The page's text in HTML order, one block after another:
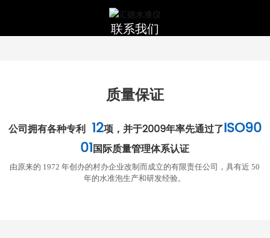
联系我们
质量保证
公司拥有各种专利 12项，并于2009年率先通过了ISO90
01国际质量管理体系认证
由原来的 1972 年创办的村办企业改制而成立的有限责任公司，具有近 50
年的水准泡生产和研发经验。